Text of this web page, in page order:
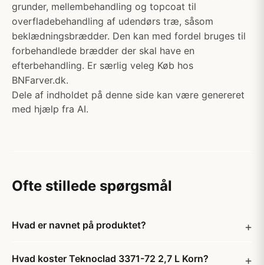
grunder, mellembehandling og topcoat til
overfladebehandling af udendørs træ, såsom
beklædningsbrædder. Den kan med fordel bruges til
forbehandlede brædder der skal have en
efterbehandling. Er særlig veleg Køb hos
BNFarver.dk.
Dele af indholdet på denne side kan være genereret
med hjælp fra AI.
Ofte stillede spørgsmål
Hvad er navnet på produktet?
Hvad koster Teknoclad 3371-72 2,7 L Korn?